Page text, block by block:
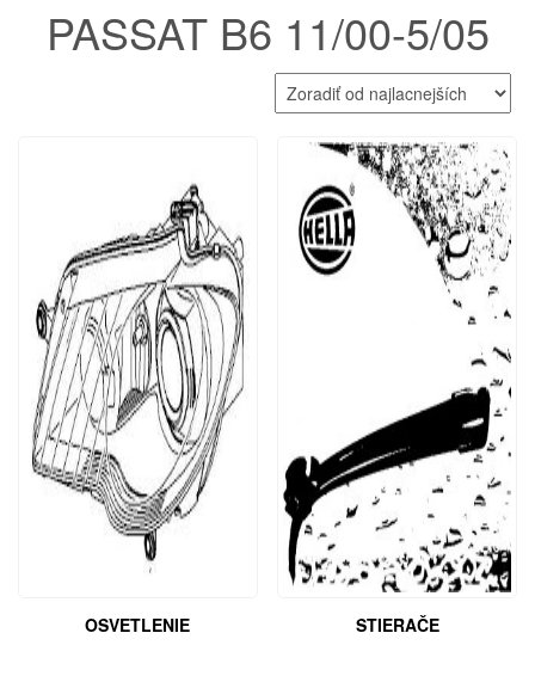
PASSAT B6 11/00-5/05
OSVETLENIE STIERAČE